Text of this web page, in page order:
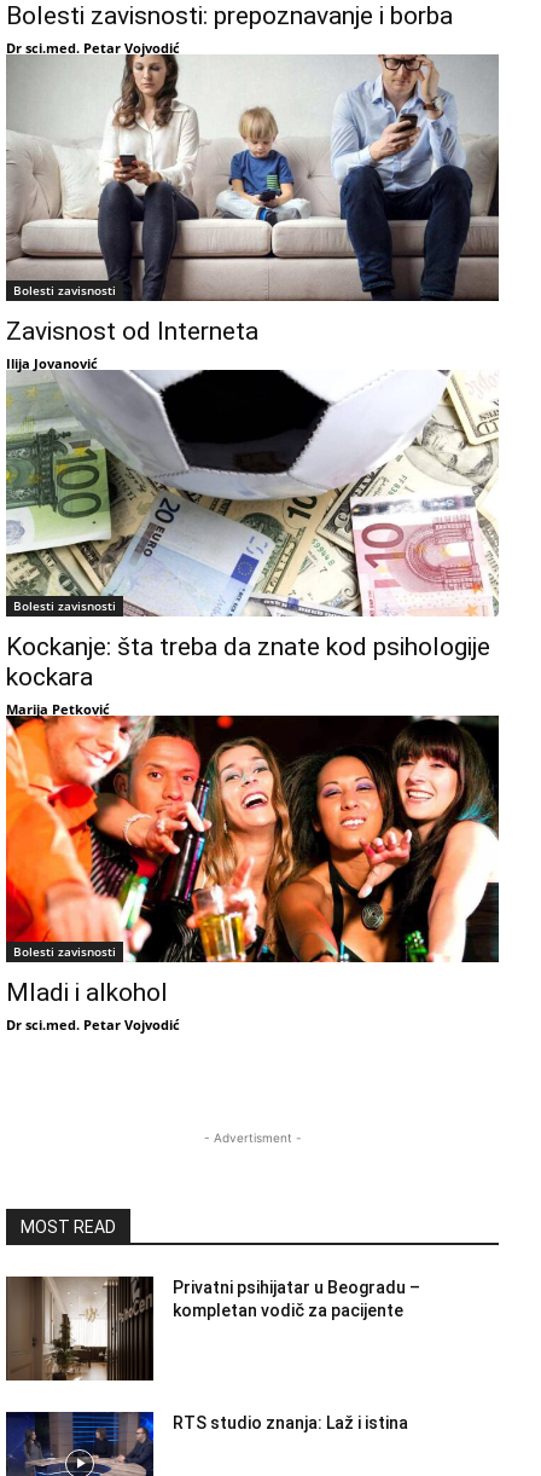
Bolesti zavisnosti: prepoznavanje i borba
Dr sci.med. Petar Vojvodić
Bolesti zavisnosti
Zavisnost od Interneta
Ilija Jovanović
Bolesti zavisnosti
Kockanje: šta treba da znate kod psihologije
kockara
Marija Petković
Bolesti zavisnosti
Mladi i alkohol
Dr sci.med. Petar Vojvodić
- Advertisment -
MOST READ
Privatni psihijatar u Beogradu –
kompletan vodič za pacijente
RTS studio znanja: Laž i istina